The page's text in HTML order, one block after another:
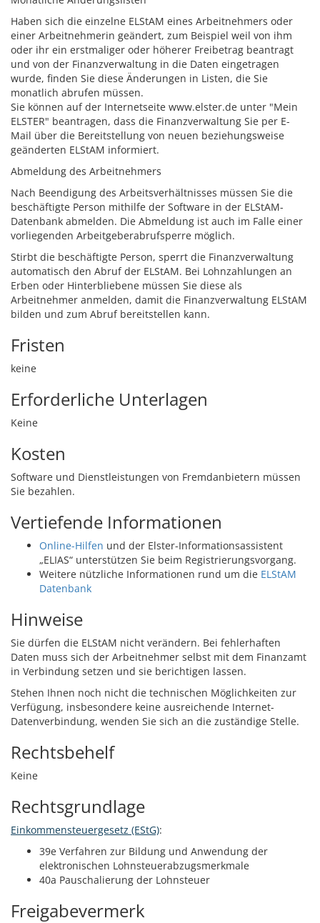
Haben sich die einzelne ELStAM eines Arbeitnehmers oder
einer Arbeitnehmerin geändert, zum Beispiel weil von ihm
oder ihr ein erstmaliger oder höherer Freibetrag beantragt
und von der Finanzverwaltung in die Daten eingetragen
wurde, finden Sie diese Änderungen in Listen, die Sie
monatlich abrufen müssen.
Sie können auf der Internetseite www.elster.de unter "Mein
ELSTER" beantragen, dass die Finanzverwaltung Sie per E-
Mail über die Bereitstellung von neuen beziehungsweise
geänderten ELStAM informiert.
Abmeldung des Arbeitnehmers
Nach Beendigung des Arbeitsverhältnisses müssen Sie die
beschäftigte Person mithilfe der Software in der ELStAM-
Datenbank abmelden. Die Abmeldung ist auch im Falle einer
vorliegenden Arbeitgeberabrufsperre möglich.
Stirbt die beschäftigte Person, sperrt die Finanzverwaltung
automatisch den Abruf der ELStAM. Bei Lohnzahlungen an
Erben oder Hinterbliebene müssen Sie diese als
Arbeitnehmer anmelden, damit die Finanzverwaltung ELStAM
bilden und zum Abruf bereitstellen kann.
Fristen
keine
Erforderliche Unterlagen
Keine
Kosten
Software und Dienstleistungen von Fremdanbietern müssen
Sie bezahlen.
Vertiefende Informationen
Online-Hilfen und der Elster-Informationsassistent
„ELIAS“ unterstützen Sie beim Registrierungsvorgang.
Weitere nützliche Informationen rund um die ELStAM
Datenbank
Hinweise
Sie dürfen die ELStAM nicht verändern. Bei fehlerhaften
Daten muss sich der Arbeitnehmer selbst mit dem Finanzamt
in Verbindung setzen und sie berichtigen lassen.
Stehen Ihnen noch nicht die technischen Möglichkeiten zur
Verfügung, insbesondere keine ausreichende Internet-
Datenverbindung, wenden Sie sich an die zuständige Stelle.
Rechtsbehelf
Keine
Rechtsgrundlage
Einkommensteuergesetz (EStG):
39e Verfahren zur Bildung und Anwendung der
elektronischen Lohnsteuerabzugsmerkmale
40a Pauschalierung der Lohnsteuer
Freigabevermerk